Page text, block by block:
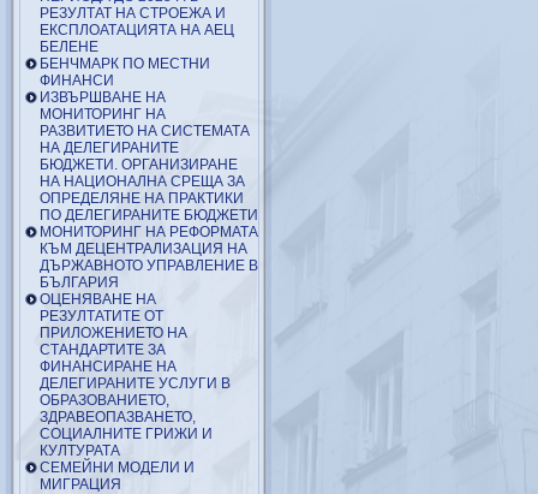
РЕЗУЛТАТ НА СТРОЕЖА И
ЕКСПЛОАТАЦИЯТА НА АЕЦ
БЕЛЕНЕ
БЕНЧМАРК ПО МЕСТНИ
ФИНАНСИ
ИЗВЪРШВАНЕ НА
МОНИТОРИНГ НА
РАЗВИТИЕТО НА СИСТЕМАТА
НА ДЕЛЕГИРАНИТЕ
БЮДЖЕТИ. ОРГАНИЗИРАНЕ
НА НАЦИОНАЛНА СРЕЩА ЗА
ОПРЕДЕЛЯНЕ НА ПРАКТИКИ
ПО ДЕЛЕГИРАНИТЕ БЮДЖЕТИ
МОНИТОРИНГ НА РЕФОРМАТА
КЪМ ДЕЦЕНТРАЛИЗАЦИЯ НА
ДЪРЖАВНОТО УПРАВЛЕНИЕ В
БЪЛГАРИЯ
ОЦЕНЯВАНЕ НА
РЕЗУЛТАТИТЕ ОТ
ПРИЛОЖЕНИЕТО НА
СТАНДАРТИТЕ ЗА
ФИНАНСИРАНЕ НА
ДЕЛЕГИРАНИТЕ УСЛУГИ В
ОБРАЗОВАНИЕТО,
ЗДРАВЕОПАЗВАНЕТО,
СОЦИАЛНИТЕ ГРИЖИ И
КУЛТУРАТА
СЕМЕЙНИ МОДЕЛИ И
МИГРАЦИЯ